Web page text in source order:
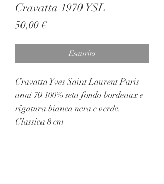
Cravatta 1970 YSL
50,00 €Prezzo
Esaurito
Cravatta Yves Saint Laurent Paris
anni 70 100% seta fondo bordeaux e
rigatura bianca nera e verde.
Classica 8 cm